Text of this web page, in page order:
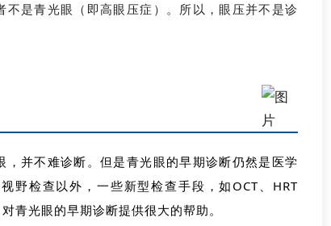
是青光眼（即高眼压症）。所以，眼压并不是诊
并不难诊断。但是青光眼的早期诊断仍然是医学
野检查以外，一些新型检查手段，如OCT、HRT
青光眼的早期诊断提供很大的帮助。